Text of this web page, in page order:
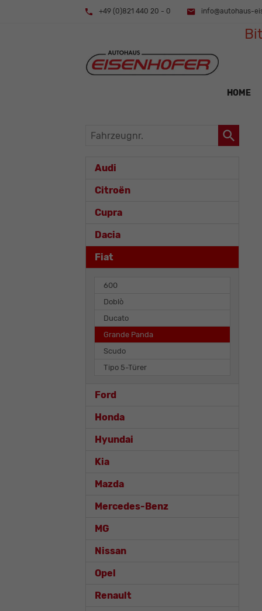
+49 (0)821 440 20 - 0 info@autohaus-
HOME
Fahrzeugnr.
Audi
Citroën
Cupra
Dacia
Fiat
600
Doblò
Ducato
Grande Panda
Scudo
Tipo 5-Türer
Ford
Honda
Hyundai
Kia
Mazda
Mercedes-Benz
MG
Nissan
Opel
Renault